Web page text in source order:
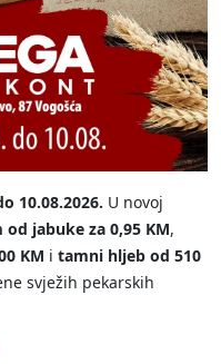
10.08.2026. U novoj
jabuke za 0,95 KM,
KM i tamni hljeb od 510
svježih pekarskih